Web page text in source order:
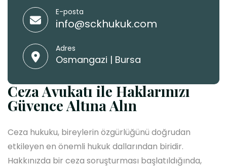
E-posta
info@sckhukuk.com
Adres
Osmangazi | Bursa
Ceza Avukatı ile Haklarınızı
Güvence Altına Alın
Ceza hukuku, bireylerin özgürlüğünü doğrudan
etkileyen en önemli hukuk dallarından biridir.
Hakkınızda bir ceza soruşturması başlatıldığında,